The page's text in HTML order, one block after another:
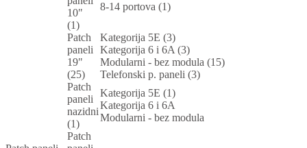
10"
(1)
8-14 portova (1)
Patch
paneli
19"
(25)
Kategorija 5E (3)
Kategorija 6 i 6A (3)
Modularni - bez modula (15)
Telefonski p. paneli (3)
Patch
paneli
nazidni
(1)
Kategorija 5E (1)
Kategorija 6 i 6A
Modularni - bez modula
Patch